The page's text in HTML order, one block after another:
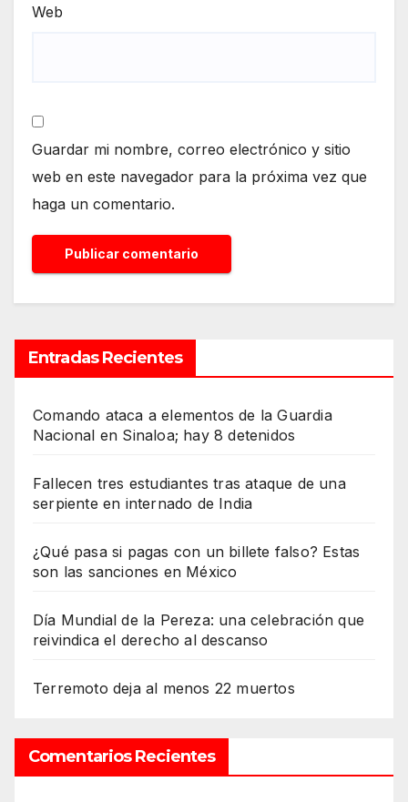
Web
Guardar mi nombre, correo electrónico y sitio
web en este navegador para la próxima vez que
haga un comentario.
Entradas Recientes
Comando ataca a elementos de la Guardia
Nacional en Sinaloa; hay 8 detenidos
Fallecen tres estudiantes tras ataque de una
serpiente en internado de India
¿Qué pasa si pagas con un billete falso? Estas
son las sanciones en México
Día Mundial de la Pereza: una celebración que
reivindica el derecho al descanso
Terremoto deja al menos 22 muertos
Comentarios Recientes